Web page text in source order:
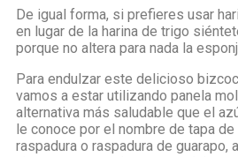
De igual forma, si prefieres usar
en lugar de la harina de trigo
porque no altera para nada la
Para endulzar este delicioso
vamos a estar utilizando panela
alternativa más saludable que el
le conoce por el nombre de tapa
raspadura o raspadura de guarapo,